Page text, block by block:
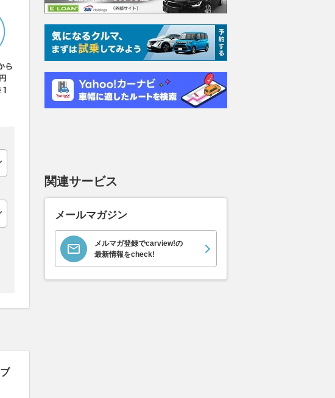
関連サービス
メールマガジン
メルマガ登録でcarview!の
最新情報をcheck!